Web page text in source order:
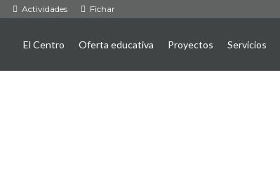
Actividades Fichar
El Centro Oferta educativa Proyectos Servicios